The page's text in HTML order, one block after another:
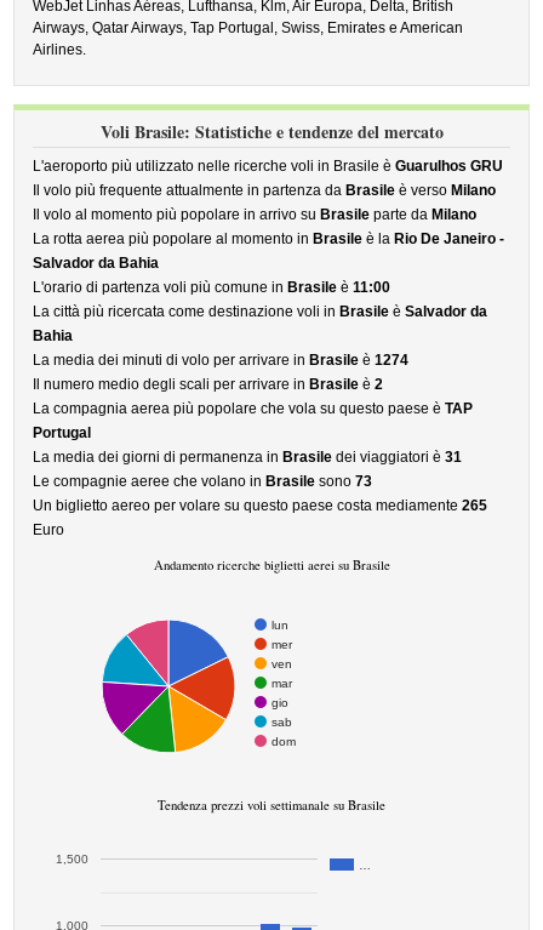
WebJet Linhas Aéreas, Lufthansa, Klm, Air Europa, Delta, British
Airways, Qatar Airways, Tap Portugal, Swiss, Emirates e American
Airlines.
Voli Brasile: Statistiche e tendenze del mercato
L'aeroporto più utilizzato nelle ricerche voli in Brasile èGuarulhos GRU
Il volo più frequente attualmente in partenza da Brasile è verso Milano
Il volo al momento più popolare in arrivo su Brasile parte da Milano
La rotta aerea più popolare al momento in Brasile è la Rio De Janeiro -
Salvador da Bahia
L'orario di partenza voli più comune in Brasile è11:00
La città più ricercata come destinazione voli in Brasile èSalvador da
Bahia
La media dei minuti di volo per arrivare in Brasile è1274
Il numero medio degli scali per arrivare in Brasile è2
La compagnia aerea più popolare che vola su questo paese èTAP
Portugal
La media dei giorni di permanenza in Brasile dei viaggiatori è31
Le compagnie aeree che volano in Brasile sono73
Un biglietto aereo per volare su questo paese costa mediamente265
Euro
Andamento ricerche biglietti aerei su Brasile
lun
mer
ven
mar
gio
sab
dom
Tendenza prezzi voli settimanale su Brasile
1,000
1,500